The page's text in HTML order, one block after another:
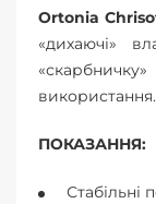
Ortonia
«дихаючі»
використання.
ПОКАЗАННЯ: